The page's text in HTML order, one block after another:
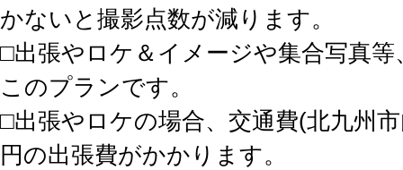
かないと撮影点数が減ります。
□出張やロケ＆イメージや集合写真
このプランです。
□出張やロケの場合、交通費(北九州
円の出張費がかかります。